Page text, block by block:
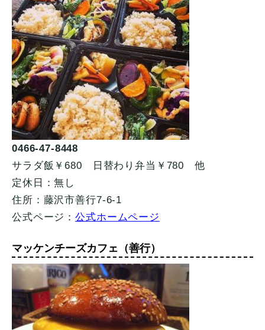
0466-47-8448
サラダ飯￥680 日替わり弁当￥780 他
定休日：無し
住所：藤沢市善行7-6-1
公式ページ：公式ホームページ
マッケンチーズカフェ（善行）